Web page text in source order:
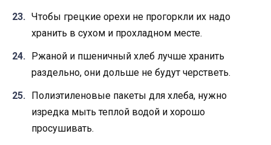
Чтобы грецкие орехи не прогоркли их надо
хранить в сухом и прохладном месте.
Ржаной и пшеничный хлеб лучше хранить
раздельно, они дольше не будут черстветь.
Полиэтиленовые пакеты для хлеба, нужно
изредка мыть теплой водой и хорошо
просушивать.